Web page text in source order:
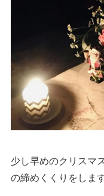
少し早めのクリスマ
の締めくくりをします